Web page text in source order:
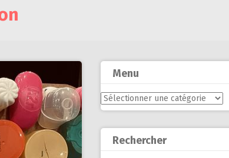
Menu
Menu
Rechercher